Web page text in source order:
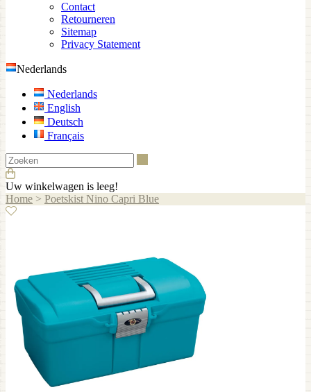
Contact
Retourneren
Sitemap
Privacy Statement
Nederlands
Nederlands
English
Deutsch
Français
Uw winkelwagen is leeg!
Home > Poetskist Nino Capri Blue